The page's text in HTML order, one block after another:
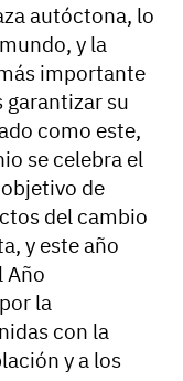
autóctona, lo
y la
importante
garantizar su
como este,
se celebra el
de
del cambio
y este año
Año
la
con la
y a los